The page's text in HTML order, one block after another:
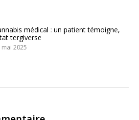
médical : un patient témoigne,
tergiverse
mai 2025